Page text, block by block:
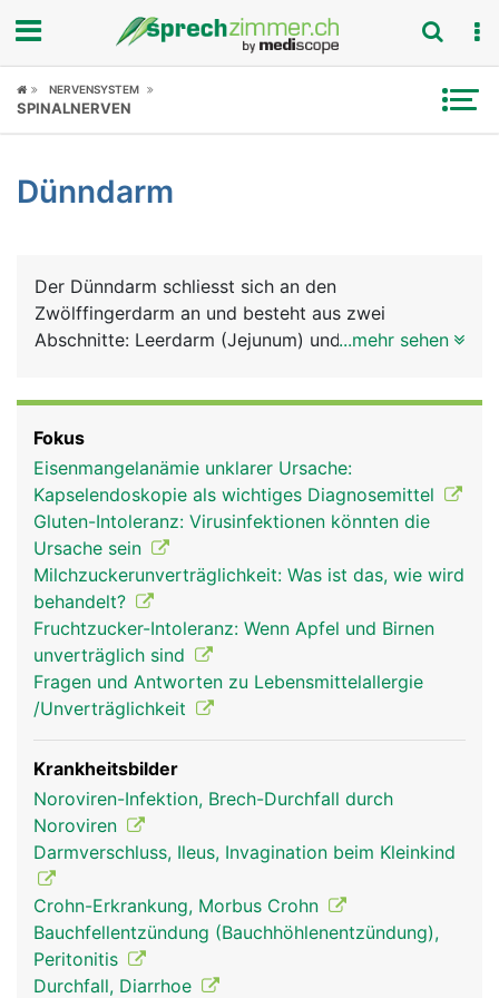
Fokus
Symptome
News
Rubriken
NERVENSYSTEM
SPINALNERVEN
Dünndarm
Der Dünndarm schliesst sich an den
Zwölffingerdarm an und besteht aus zwei
Abschnitte: Leerdarm (Jejunum) und Krummdarm
ein. Im Dünndarm findet die eigentliche Verdauung
statt, das heisst, die Aufspaltung und Aufnahme
(Resorption) der Nährstoffe aus der Nahrung. Die
Innenseite des Dünndarms ist faltig und besitzt
unzählige kleine Ausstülpungen, die Darmzotten,
wodurch die Resorptionsfläche stark vergrössert
wird. Die Nährstoffe gelangen über die
Darmschleimhaut ins Blut und werden über die
Pfortader zur Leber transportiert.
dünndarm frau dünndarm mann
...mehr sehen
Fokus
Eisenmangelanämie unklarer Ursache:
Kapselendoskopie als wichtiges Diagnosemittel
Gluten-Intoleranz: Virusinfektionen könnten die
Ursache sein
Milchzuckerunverträglichkeit: Was ist das, wie wird
behandelt?
Fruchtzucker-Intoleranz: Wenn Apfel und Birnen
unverträglich sind
Fragen und Antworten zu Lebensmittelallergie
/Unverträglichkeit
Krankheitsbilder
Noroviren-Infektion, Brech-Durchfall durch
Noroviren
Darmverschluss, Ileus, Invagination beim Kleinkind
Crohn-Erkrankung, Morbus Crohn
Bauchfellentzündung (Bauchhöhlenentzündung),
Peritonitis
Durchfall, Diarrhoe